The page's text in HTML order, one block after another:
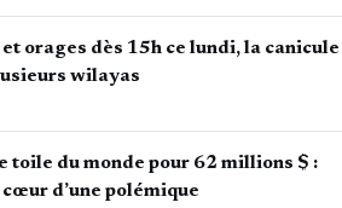
orages dès 15h ce lundi, la canicule
wilayas
toile du monde pour 62 millions $ :
d’une polémique